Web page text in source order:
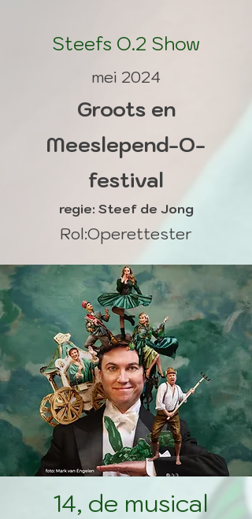
Steefs O.2 Show
mei 2024
Groots en
Meeslepend-O-
festival
​regie: Steef de Jong
Rol:Operettester
14, de musical